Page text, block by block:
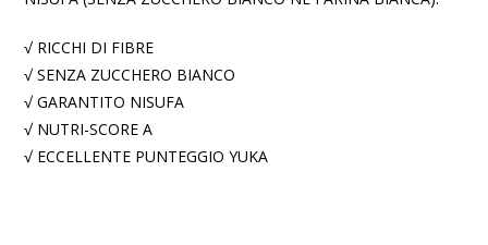
√ RICCHI DI FIBRE
√ SENZA ZUCCHERO BIANCO
√ GARANTITO NISUFA
√ NUTRI-SCORE A
√ ECCELLENTE PUNTEGGIO YUKA